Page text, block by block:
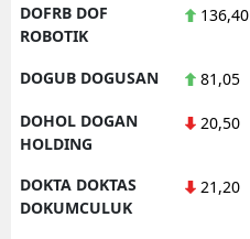
DOFRB DOF
ROBOTIK
136,40
DOGUB DOGUSAN 81,05
DOHOL DOGAN
HOLDING
20,50
DOKTA DOKTAS
DOKUMCULUK
21,20